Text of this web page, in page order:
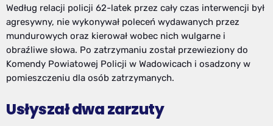
Według relacji policji 62-latek przez cały czas interwencji był
agresywny, nie wykonywał poleceń wydawanych przez
mundurowych oraz kierował wobec nich wulgarne i
obraźliwe słowa. Po zatrzymaniu został przewieziony do
Komendy Powiatowej Policji w Wadowicach i osadzony w
pomieszczeniu dla osób zatrzymanych.
Usłyszał dwa zarzuty